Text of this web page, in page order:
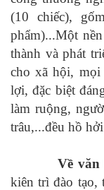
(10 chiếc),
phẩm)...Một
thành và phát
cho xã hội, mọi
lợi, đặc biệt
làm ruộng,
trâu,...đều hồ
Về văn
kiên trì đào tạo,